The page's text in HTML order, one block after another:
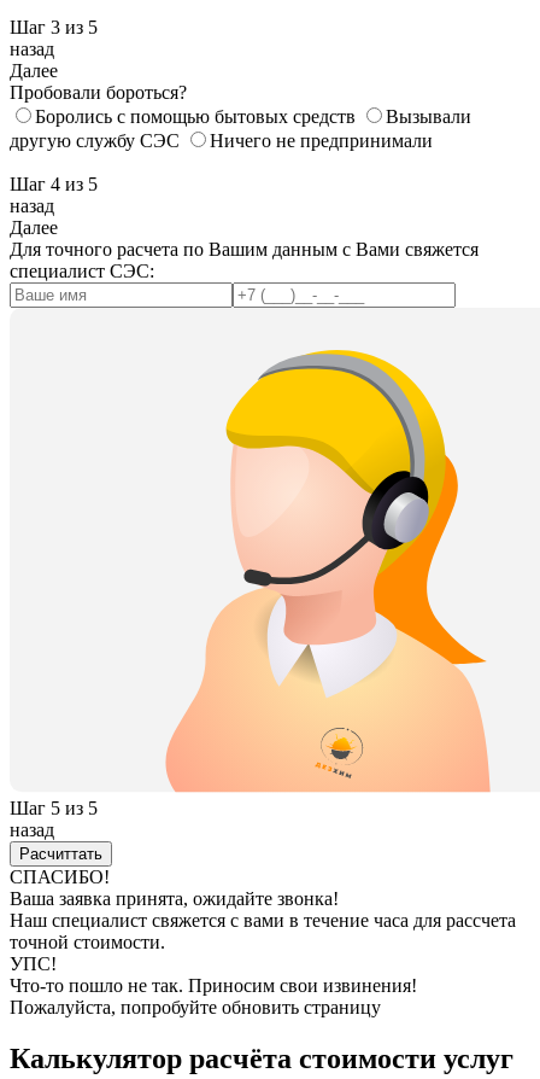
Шаг 3 из 5
назад
Далее
Пробовали бороться?
Боролись с помощью бытовых средств
Вызывали
другую службу СЭС
Ничего не предпринимали
Шаг 4 из 5
назад
Далее
Для точного расчета по Вашим данным с Вами свяжется
специалист СЭС:
Шаг 5 из 5
назад
СПАСИБО!
Ваша заявка принята, ожидайте звонка!
Наш специалист свяжется с вами в течение часа для рассчета
точной стоимости.
УПС!
Что-то пошло не так. Приносим свои извинения!
Пожалуйста, попробуйте обновить страницу
Калькулятор расчёта стоимости услуг